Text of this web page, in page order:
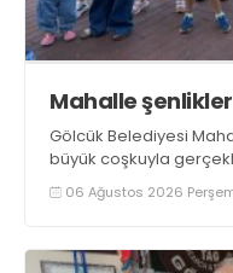
Mahalle
Gölcük Belediyesi
büyük coşkuyla
06 Ağustos 2026